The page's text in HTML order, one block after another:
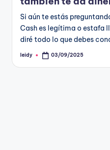
a
n
Si aún te estás
Cash es legítima o estafa
diré todo lo que debes
Publicado
leidy 03/09/2025